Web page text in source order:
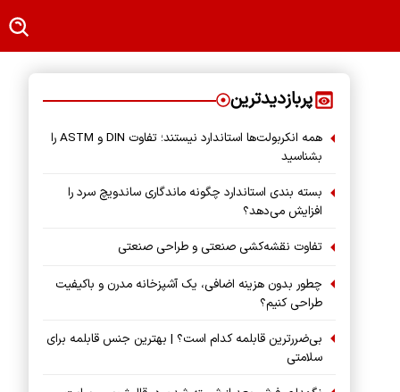
پربازدیدترین
همه انکربولت‌ها استاندارد نیستند؛ تفاوت DIN و ASTM را
بشناسید
بسته‌ بندی استاندارد چگونه ماندگاری ساندویچ سرد را
افزایش می‌دهد؟
تفاوت نقشه‌کشی صنعتی و طراحی صنعتی
چطور بدون هزینه اضافی، یک آشپزخانه مدرن و باکیفیت
طراحی کنیم؟
بی‌ضررترین قابلمه کدام است؟ | بهترین جنس قابلمه برای
سلامتی